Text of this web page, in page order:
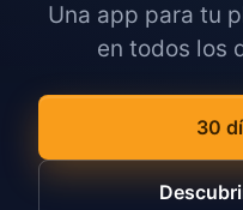
Una app para tu
en todos los
30